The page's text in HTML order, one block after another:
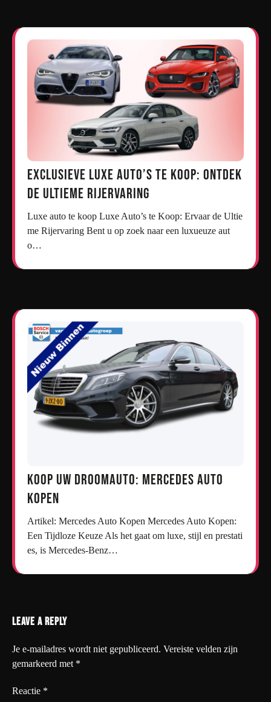
Exclusieve Luxe Auto’s te Koop: Ontdek
de Ultieme Rijervaring
Luxe auto te koop Luxe Auto’s te Koop: Ervaar de Ultie
me Rijervaring Bent u op zoek naar een luxueuze aut
o…
Koop uw droomauto: Mercedes auto
kopen
Artikel: Mercedes Auto Kopen Mercedes Auto Kopen:
Een Tijdloze Keuze Als het gaat om luxe, stijl en prestati
es, is Mercedes-Benz…
Leave a Reply
Je e-mailadres wordt niet gepubliceerd. Vereiste velden zijn
gemarkeerd met *
Reactie *